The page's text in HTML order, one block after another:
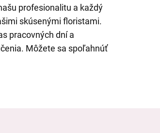
profesionalitu a každý
skúsenými floristami.
pracovných dní a
Môžete sa spoľahnúť